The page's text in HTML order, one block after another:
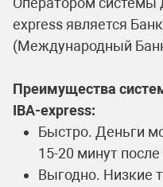
express является
(Международный
Преимущества
IBA-express:
Быстро. Деньги
15-20 минут
Выгодно. Низкие